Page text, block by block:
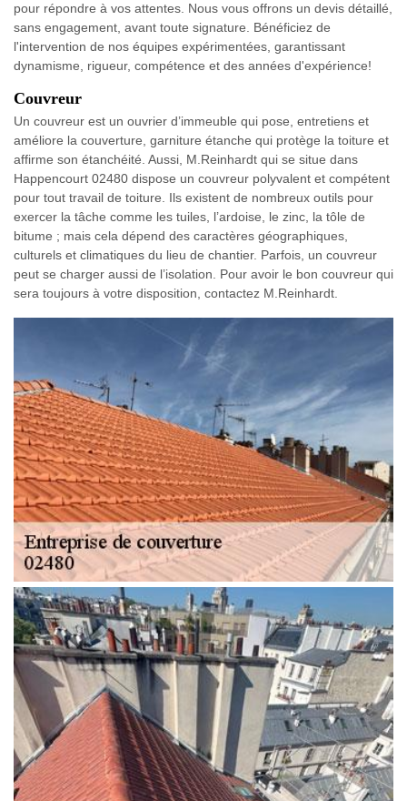
pour répondre à vos attentes. Nous vous offrons un devis détaillé,
sans engagement, avant toute signature. Bénéficiez de
l'intervention de nos équipes expérimentées, garantissant
dynamisme, rigueur, compétence et des années d'expérience!
Couvreur
Un couvreur est un ouvrier d’immeuble qui pose, entretiens et
améliore la couverture, garniture étanche qui protège la toiture et
affirme son étanchéité. Aussi, M.Reinhardt qui se situe dans
Happencourt 02480 dispose un couvreur polyvalent et compétent
pour tout travail de toiture. Ils existent de nombreux outils pour
exercer la tâche comme les tuiles, l’ardoise, le zinc, la tôle de
bitume ; mais cela dépend des caractères géographiques,
culturels et climatiques du lieu de chantier. Parfois, un couvreur
peut se charger aussi de l’isolation. Pour avoir le bon couvreur qui
sera toujours à votre disposition, contactez M.Reinhardt.